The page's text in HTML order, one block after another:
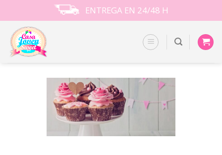
to
content
ENTREGA EN 24/48 H